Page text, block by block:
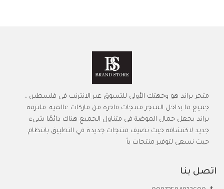
متجر براند هو وجهتك الأولى للتسوق عبر الانترنت في فلسطين ،
جميع ما بداخل المتجر منتجات فاخرة من ماركات عالمية. ملتزمة
براند بجعل جمال الموضة في متناول الجميع هناك دائمًا شيء
جديد لاكتشافه حيث نضيف منتجات جديدة في التطبيق بانتظام.
حيث نسعى لتوفير منتجات بأ
اتصل بنا